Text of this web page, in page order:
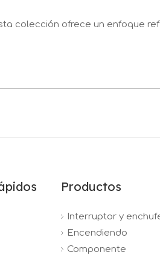
colección ofrece un enfoque
Productos
Interruptor y
Encendiendo
Componente